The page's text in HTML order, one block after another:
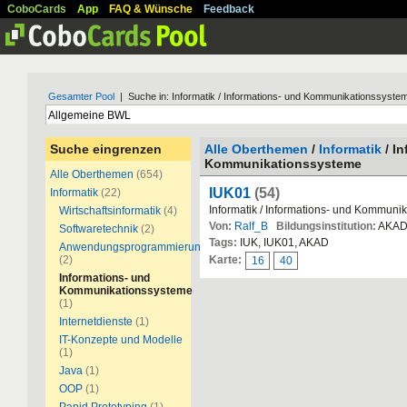
CoboCards App FAQ & Wünsche Feedback
Gesamter Pool | Suche in: Informatik / Informations- und
Suche eingrenzen
Alle Oberthemen (654)
Informatik (22)
Wirtschaftsinformatik (4)
Softwaretechnik (2)
Anwendungsprogrammierung
(2)
Informations- und
Kommunikationssysteme
(1)
Internetdienste (1)
IT-Konzepte und Modelle
(1)
Java (1)
OOP (1)
Alle Oberthemen / Informatik /
Kommunikationssysteme
IUK01 (54)
Informatik / Informations- und
Von: Ralf_B Bildungsinstitution: AKAD
Tags: IUK, IUK01, AKAD
Karte:
16 40